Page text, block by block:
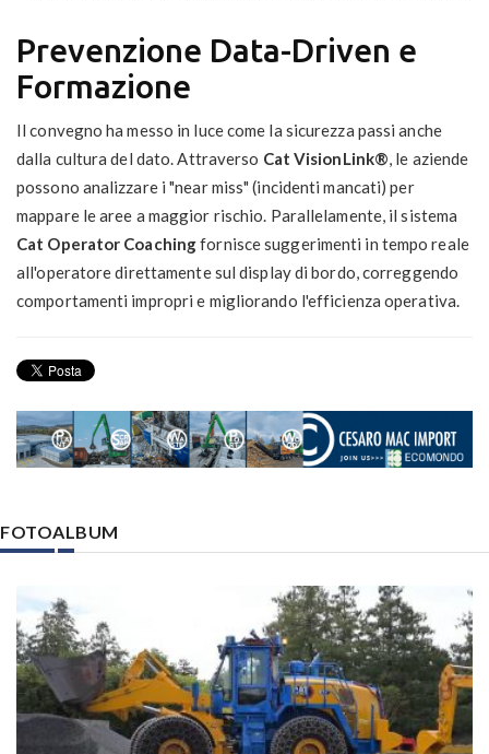
Prevenzione Data-Driven e
Formazione
Il convegno ha messo in luce come la sicurezza passi anche
dalla cultura del dato. Attraverso Cat VisionLink®, le aziende
possono analizzare i "near miss" (incidenti mancati) per
mappare le aree a maggior rischio. Parallelamente, il sistema
Cat Operator Coachingfornisce suggerimenti in tempo reale
all'operatore direttamente sul display di bordo, correggendo
comportamenti impropri e migliorando l'efficienza operativa.
FOTOALBUM